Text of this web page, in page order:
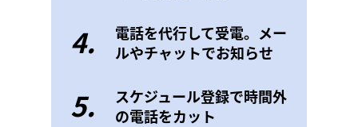
4.
電話を代行して受電。メー
ルやチャットでお知らせ
5.
スケジュール登録で時間外
の電話をカット